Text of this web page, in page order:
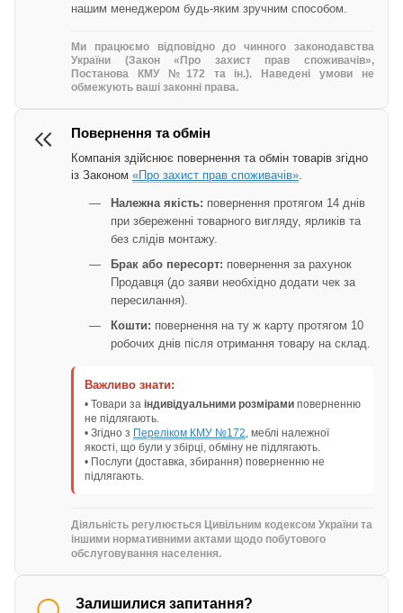
нашим менеджером будь-яким зручним способом.
Ми працюємо відповідно до чинного законодавства
України (Закон «Про захист прав споживачів»,
Постанова КМУ №172 та ін.). Наведені умови не
обмежують ваші законні права.
Повернення та обмін
Компанія здійснює повернення та обмін товарів згідно
із Законом «Про захист прав споживачів»
Належна якість: повернення протягом 14 днів
при збереженні товарного вигляду, ярликів та
без слідів монтажу.
Брак або пересорт: повернення за рахунок
Продавця (до заяви необхідно додати чек за
пересилання).
Кошти: повернення на ту ж карту протягом 10
робочих днів після отримання товару на склад.
Важливо знати:
• Товари за індивідуальними розмірами поверненню
не підлягають.
• Згідно з Переліком КМУ №172, меблі належної
якості, що були у збірці, обміну не підлягають.
• Послуги (доставка, збирання) поверненню не
підлягають.
Діяльність регулюється Цивільним кодексом України та
іншими нормативними актами щодо побутового
обслуговування населення.
Залишилися запитання?